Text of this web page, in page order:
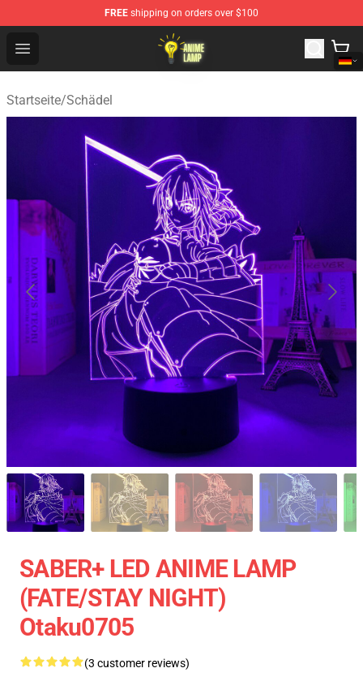
FREE shipping on orders over $100
Open menu
Anime Lamp Shop - The Best Store of Anime Lamp
Startseite/Schädel
SABER+ LED ANIME LAMP
(FATE/STAY NIGHT)
Otaku0705
(3 customer reviews)